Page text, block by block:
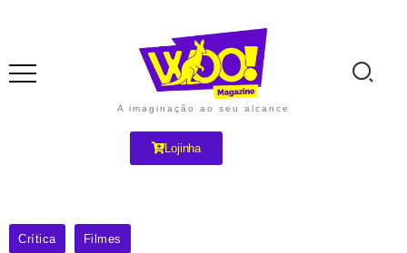
A imaginação ao seu alcance
Lojinha
Crítica Filmes